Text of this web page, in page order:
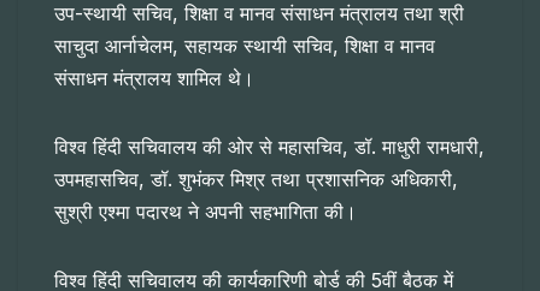
उप-स्थायी सचिव, शिक्षा व मानव संसाधन मंत्रालय तथा श्री
साचुदा आर्नाचेलम, सहायक स्थायी सचिव, शिक्षा व मानव
संसाधन मंत्रालय शामिल थे।
विश्व हिंदी सचिवालय की ओर से महासचिव, डॉ. माधुरी रामधारी,
उपमहासचिव, डॉ. शुभंकर मिश्र तथा प्रशासनिक अधिकारी,
सुश्री एश्मा पदारथ ने अपनी सहभागिता की।
विश्व हिंदी सचिवालय की कार्यकारिणी बोर्ड की 5वीं बैठक में